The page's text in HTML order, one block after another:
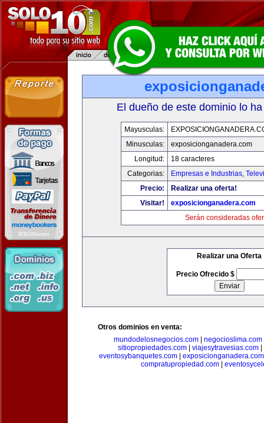
El dueño de este dominio lo
Mayusculas:
Minusculas:
exposicionganadera.com
Longitud:
18 caracteres
Categorias:
Empresas e Industrias,
Precio:
Realizar una oferta!
Visitar!
exposicionganadera.com
Serán consideradas
Realizar una Oferta
Precio Ofrecido $
Otros dominios en venta:
mundodelosnegocios.com| negocioslima.com
sitiopropiedades.com| viajesytravesias.com|
eventosybanquetes.com| exposicionganadera.com
compratupropiedad.com